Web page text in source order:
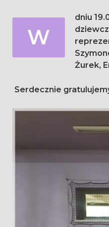
W
dniu
dziewczęta wywalczyły I MIEJSCE w powiecie, awansując na zawody rejonowe. Szkołę
Żurek,
Serdecznie